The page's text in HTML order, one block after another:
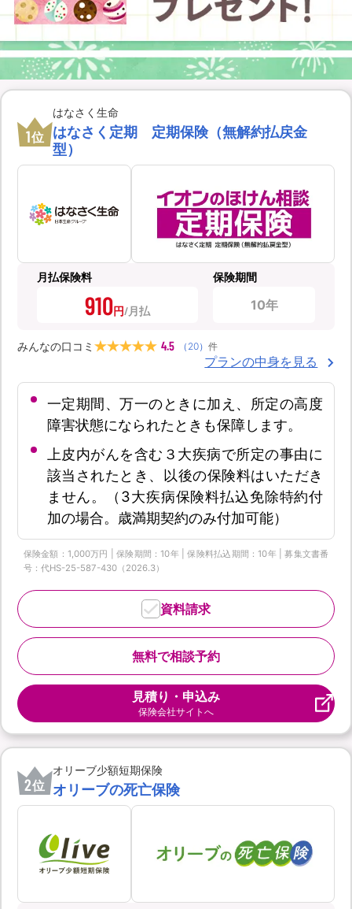
1位
はなさく生命
はなさく定期 定期保険（無解約払戻金
型）
月払保険料
910円
保険期間
10年
みんなの口コミ 4.5 （ 20） 件
プランの中身を見る
一定期間、万一のときに加え、所定の高度
障害状態になられたときも保障します。
上皮内がんを含む３大疾病で所定の事由に
該当されたとき、以後の保険料はいただき
ません。（3大疾病保険料払込免除特約付
加の場合。歳満期契約のみ付加可能）
保険金額：1,000万円 | 保険期間：10年 | 保険料払込期間：10年 | 募集文書番
号：代HS-25-587-430（2026.3）
無料で相談予約
資料請求
見積り・申込み
保険会社サイトへ
2位
オリーブ少額短期保険
オリーブの死亡保険